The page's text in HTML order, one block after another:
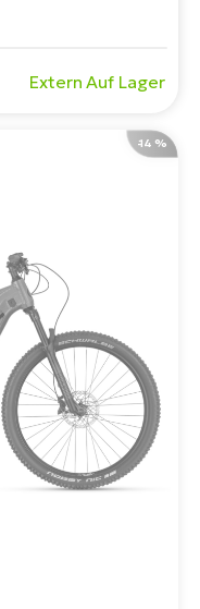
zu 180 km. Bereit
Extern Auf Lager
-14 %